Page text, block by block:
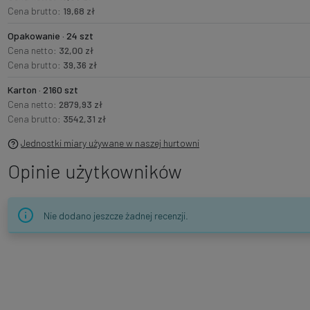
Cena brutto: 19,68 zł
Opakowanie · 24 szt
Cena netto: 32,00 zł
Cena brutto: 39,36 zł
Karton · 2160 szt
Cena netto: 2879,93 zł
Cena brutto: 3542,31 zł
Jednostki miary używane w naszej hurtowni
Opinie użytkowników
Nie dodano jeszcze żadnej recenzji.